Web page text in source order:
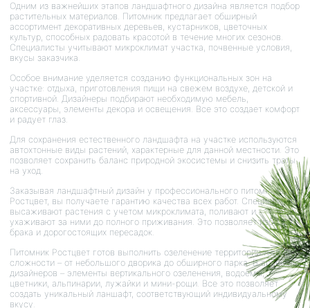
Одним из важнейших этапов ландшафтного дизайна является подбор
растительных материалов. Питомник предлагает обширный
ассортимент декоративных деревьев, кустарников, цветочных
культур, способных радовать красотой в течение многих сезонов.
Специалисты учитывают микроклимат участка, почвенные условия,
вкусы заказчика.
Особое внимание уделяется созданию функциональных зон на
участке: отдыха, приготовления пищи на свежем воздухе, детской и
спортивной. Дизайнеры подбирают необходимую мебель,
аксессуары, элементы декора и освещения. Все это создает комфорт
и радует глаз.
Для сохранения естественного ландшафта на участке используются
автохтонные виды растений, характерные для данной местности. Это
позволяет сохранить баланс природной экосистемы и снизить траты
на уход.
Заказывая ландшафтный дизайн у профессионального питомника
Ростцвет, вы получаете гарантию качества всех работ. Специалисты
высаживают растения с учетом микроклимата, поливают и
ухаживают за ними до полного приживания. Это позволяет избежать
брака и дорогостоящих пересадок.
Питомник Ростцвет готов выполнить озеленение территории любой
сложности – от небольшого дворика до обширного парка. В арсенале
дизайнеров – элементы вертикального озеленения, водоемы,
цветники, альпинарии, лужайки и мини-рощи. Все это позволяет
создать уникальный ланшафт, соответствующий индивидуальному
вкусу.